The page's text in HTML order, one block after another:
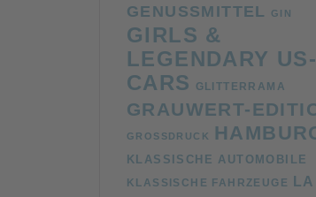
GENUSSMITTEL GIN
GIRLS &
LEGENDARY US-
CARS
GLITTERRAMA
GRAUWERT-
GROSSDRUCK
KLASSISCHE AUTOMOBILE
KLASSISCHE FAHRZEUGE